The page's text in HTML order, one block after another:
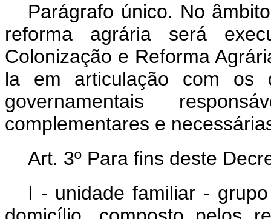
Parágrafo único. No
reforma agrária será
Colonização e Reforma
la em articulação com os
governamentais
complementares e
Art. 3º Para fins deste
I - unidade familiar -